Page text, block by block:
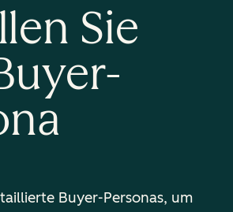
Sie
Buyer-Personas, um